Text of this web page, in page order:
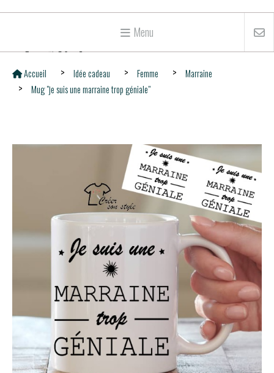
Menu
Accueil Idée cadeau Femme
Marraine
Mug "je suis une marraine trop géniale"